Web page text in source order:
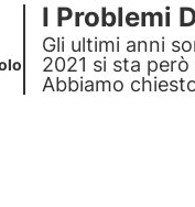
I Problemi
Gli ultimi anni
2021 si sta
Abbiamo